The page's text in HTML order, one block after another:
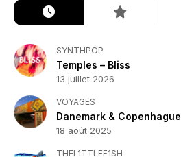
SYNTHPOP
Temples – Bliss
13 juillet 2026
VOYAGES
Danemark & Copenhague
18 août 2025
THEL1TTLEF1SH